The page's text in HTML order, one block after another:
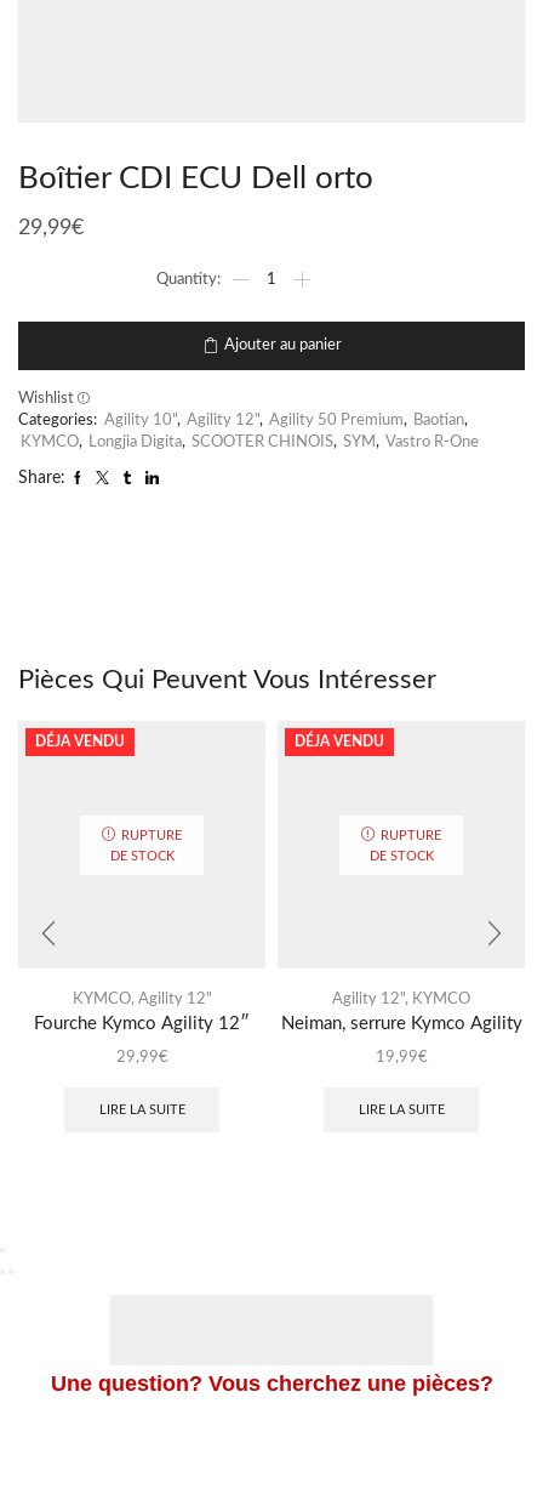
Boîtier CDI ECU Dell orto
29,99€
Ajouter au panier
Wishlist
Categories: Agility 10", Agility 12", Agility 50 Premium, Baotian,
KYMCO, Longjia Digita, SCOOTER CHINOIS, SYM, Vastro R-One
Share:
Pièces Qui Peuvent Vous Intéresser
RUPTURE
DE STOCK
DÉJA VENDU
KYMCO, Agility 12"
Fourche Kymco Agility 12″
29,99€
LIRE LA SUITE
RUPTURE
DE STOCK
DÉJA VENDU
Agility 12", KYMCO
Neiman, serrure Kymco Agility
19,99€
LIRE LA SUITE
Une question? Vous cherchez une pièces?